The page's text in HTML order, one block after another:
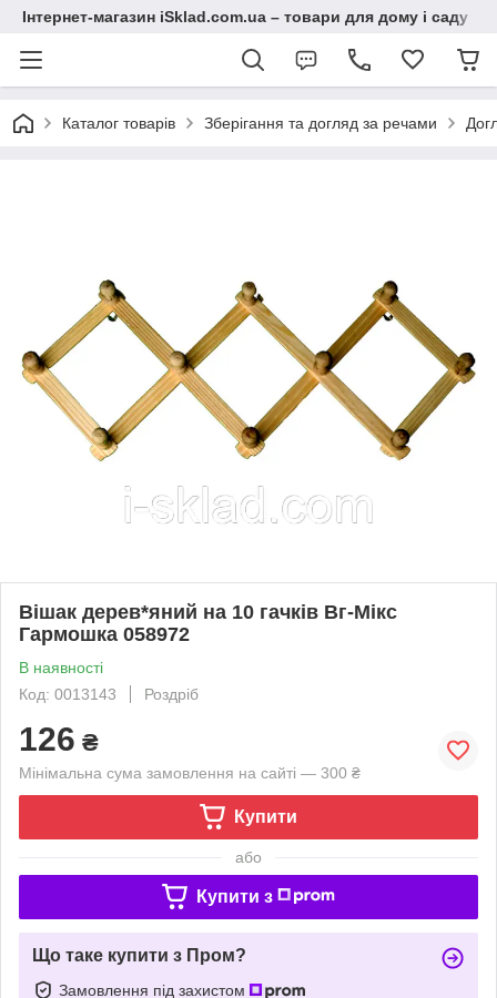
Інтернет-магазин iSklad.com.ua – товари для дому і саду
Каталог товарів Зберігання та догляд за речами
Вішак дерев*яний на 10 гачків Вг-Мікс
Гармошка 058972
В наявності
Код: 0013143
Роздріб
126 ₴
Мінімальна сума замовлення на сайті — 300 ₴
Купити
або
Купити з
Що таке купити з Пром?
Замовлення під захистом